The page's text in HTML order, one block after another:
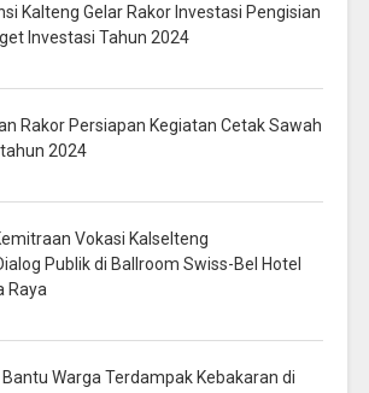
Kalteng Gelar Rakor Investasi Pengisian
Investasi Tahun 2024
Rakor Persiapan Kegiatan Cetak Sawah
2024
Vokasi Kalselteng
Publik di Ballroom Swiss-Bel Hotel
Raya
Warga Terdampak Kebakaran di